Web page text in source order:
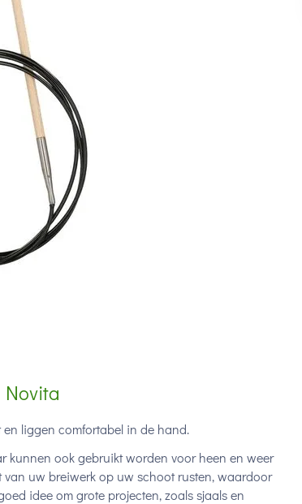
liggen comfortabel in de hand.
kunnen ook gebruikt worden voor heen en weer
uw breiwerk op uw schoot rusten, waardoor
idee om grote projecten, zoals sjaals en